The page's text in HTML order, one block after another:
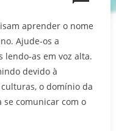
aprender o nome
Ajude-os a
lendo-as em voz alta.
devido à
o domínio da
comunicar com o